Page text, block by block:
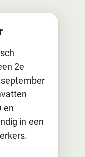
2e
september
en
in een